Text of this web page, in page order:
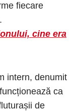
fiecare
cine era
intern, denumit
ca
de